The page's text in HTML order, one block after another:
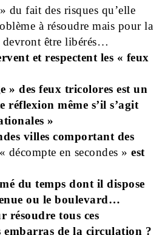
fait des risques qu’elle
à résoudre mais pour la
devront être libérés…
et respectent les « feux
» des feux tricolores est un
réflexion même s’il s’agit
»
villes comportant des
« décompte en secondes » est
du temps dont il dispose
ou le boulevard…
résoudre tous ces
embarras de la circulation ?